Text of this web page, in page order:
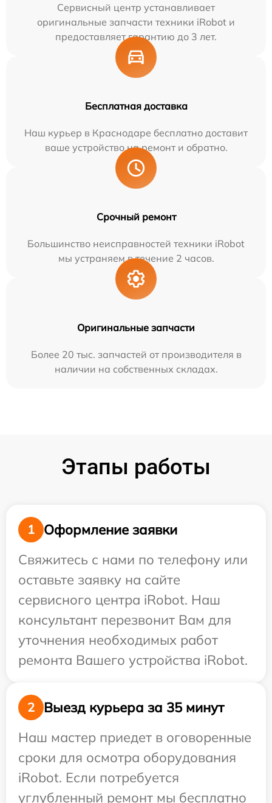
Сервисный центр устанавливает
оригинальные запчасти техники iRobot и
предоставляет гарантию до 3 лет.
Бесплатная доставка
Наш курьер в Краснодаре бесплатно доставит
ваше устройство на ремонт и обратно.
Срочный ремонт
Большинство неисправностей техники iRobot
мы устраняем в течение 2 часов.
Оригинальные запчасти
Более 20 тыс. запчастей от производителя в
наличии на собственных складах.
Этапы работы
1
Оформление заявки
Свяжитесь с нами по телефону или
оставьте заявку на сайте
сервисного центра iRobot. Наш
консультант перезвонит Вам для
уточнения необходимых работ
ремонта Вашего устройства iRobot.
2
Выезд курьера за 35 минут
Наш мастер приедет в оговоренные
сроки для осмотра оборудования
iRobot. Если потребуется
углубленный ремонт мы бесплатно